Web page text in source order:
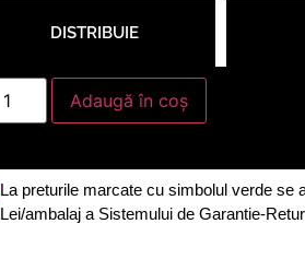
DISTRIBUIE
Adaugă în coș
La preturile marcate cu simbolul verde se
Lei/ambalaj a Sistemului de Garantie-